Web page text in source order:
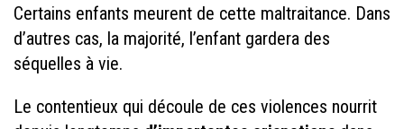
Certains enfants meurent de cette maltraitance. Dans
d’autres cas, la majorité, l’enfant gardera des
séquelles à vie.
Le contentieux qui découle de ces violences nourrit